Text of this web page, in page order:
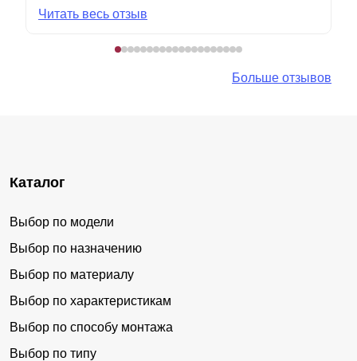
Читать весь отзыв
Больше отзывов
Каталог
Выбор по модели
Выбор по назначению
Выбор по материалу
Выбор по характеристикам
Выбор по способу монтажа
Выбор по типу